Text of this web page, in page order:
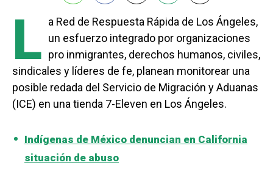
L a Red de Respuesta Rápida de Los Ángeles,
un esfuerzo integrado por organizaciones
pro inmigrantes, derechos humanos, civiles,
sindicales y líderes de fe, planean monitorear una
posible redada del Servicio de Migración y Aduanas
(ICE) en una tienda 7-Eleven en Los Ángeles.
Indígenas de México denuncian en California
situación de abuso